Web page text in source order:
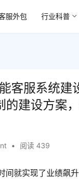
服外包 行业科普
客服系统建
建设方案
• 阅读 439
就实现了业绩飙